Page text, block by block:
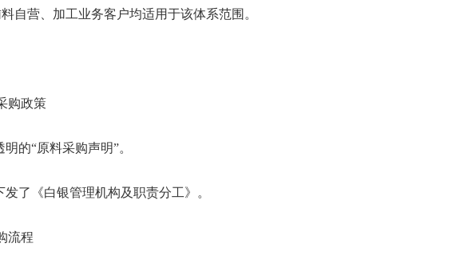
自营、加工业务客户均适用于该体系范围。
购政策
的“原料采购声明”。
《白银管理机构及职责分工》。
流程